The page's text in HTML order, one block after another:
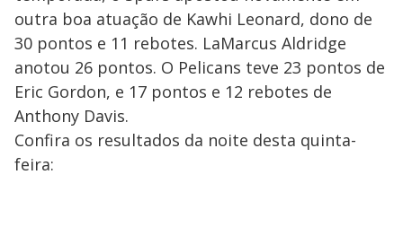
outra boa atuação de Kawhi Leonard, dono de
30 pontos e 11 rebotes. LaMarcus Aldridge
anotou 26 pontos. O Pelicans teve 23 pontos de
Eric Gordon, e 17 pontos e 12 rebotes de
Anthony Davis.
Confira os resultados da noite desta quinta-
feira: